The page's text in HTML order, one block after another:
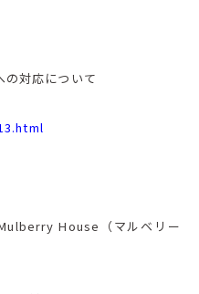
対応について
House（マルベリー